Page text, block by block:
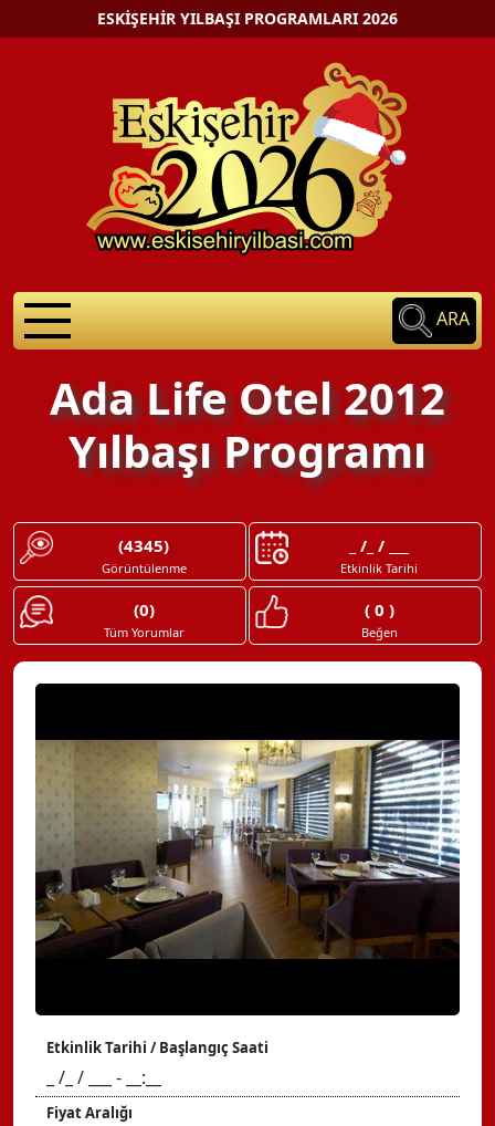
ESKIŞEHIR YILBAŞI PROGRAMLARI 2026
ARA
Ada Life Otel 2012
Yılbaşı Programı
(4345)
Görüntülenme
_ /_ / ___
Etkinlik Tarihi
(0)
Tüm Yorumlar
( 0 )
Beğen
Etkinlik Tarihi / Başlangıç Saati
_ /_ / ___ - __:__
Fiyat Aralığı